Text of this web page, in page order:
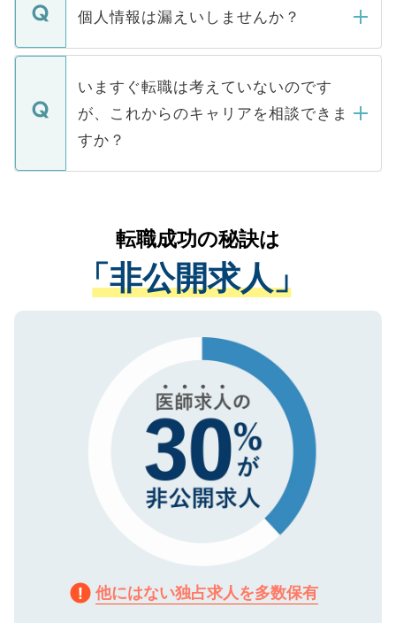
■応募殺到を避けるため 人気のある医療機
関を公にしてしまうと、応募が殺到する場
に、医療機関が求める条件に合った人材の
みを人材紹介会社に依頼するケースが増え
ています。
ん。また、仮に応募先から内定をいただい
定を承諾する必要はありません。内定先へ
の辞退の連絡はキャリアパートナーが行い
ますので、ご安心ください。
個人情報は漏えいしませんか？
個人情報が漏えいすることはありませんの
で、ご安心ください。当サイトからの登録
などで収集したご登録者様の個人情報は、
ご本人のキャリアアップおよび転職活動の
支援を目的に使用いたします。お預かりし
ているすべての個人データはご本人の許可
は、個人情報の取り扱いについての厳密な
管理基準を満たした事業者のみに付与され
る、プライバシーマークを取得済みです。
ご登録いただいた個人情報は、SSL（デー
で、機密保持に関してもご安心ください。
いますぐ転職は考えていないのです
が、これからのキャリアを相談できま
すか？
かがいして、現在の医療機関の状況や紹介
経験をまじえながら、適切なアドバイスを
させていただきます。すぐにご転職をされ
ない方には、長期的なサポートが可能です
ので、まずはご登録ください。
転職成功の秘訣は
「非公開求人」
他にはない独占求人を多数保有